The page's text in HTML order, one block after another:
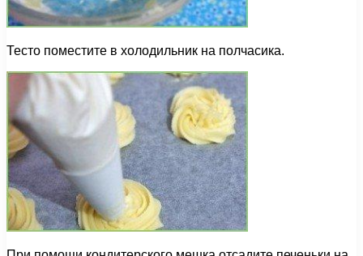
Тесто поместите в холодильник на полчасика.